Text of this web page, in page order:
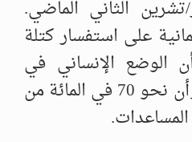
تشرين الثاني الماضي.
على استفسار كتلة
الوضع الإنساني في
سوريا لا يزال سيئا، وأن نحو 70 في المائة من